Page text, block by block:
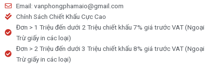
Email: vanphongphamaio@gmail.com
Chính Sách Chiết Khấu Cực Cao
Đơn > 1 Triệu đến dưới 2 Triệu chiết khấu 7% giá trước VAT (Ngoại
Trừ giấy in các loại)
Đơn > 2 Triệu đến dưới 3 Triệu chiết khấu 8% giá trước VAT (Ngoại
Trừ giấy in các loại)